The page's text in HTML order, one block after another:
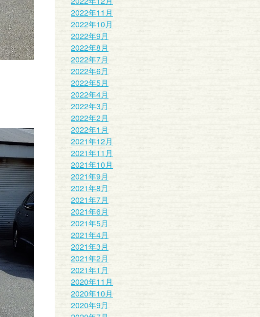
2022年11月
2022年10月
2022年9月
2022年8月
2022年7月
2022年6月
2022年5月
2022年4月
2022年3月
2022年2月
2022年1月
2021年12月
2021年11月
2021年10月
2021年9月
2021年8月
2021年7月
2021年6月
2021年5月
2021年4月
2021年3月
2021年2月
2021年1月
2020年11月
2020年10月
2020年9月